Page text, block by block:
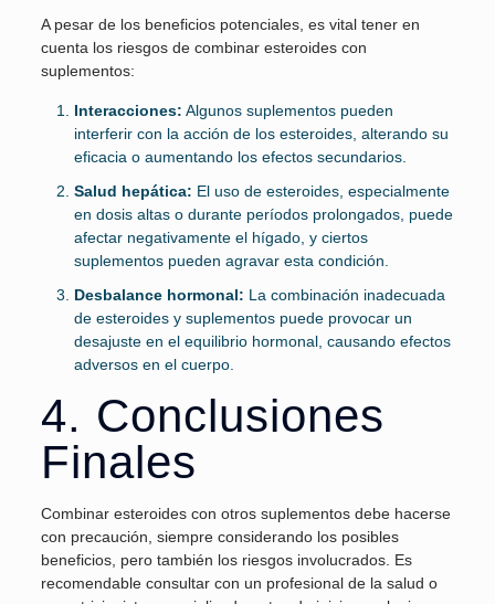
A pesar de los beneficios potenciales, es vital tener en
cuenta los riesgos de combinar esteroides con
suplementos:
Interacciones: Algunos suplementos pueden
interferir con la acción de los esteroides, alterando su
eficacia o aumentando los efectos secundarios.
Salud hepática: El uso de esteroides, especialmente
en dosis altas o durante períodos prolongados, puede
afectar negativamente el hígado, y ciertos
suplementos pueden agravar esta condición.
Desbalance hormonal: La combinación inadecuada
de esteroides y suplementos puede provocar un
desajuste en el equilibrio hormonal, causando efectos
adversos en el cuerpo.
4. Conclusiones
Finales
Combinar esteroides con otros suplementos debe hacerse
con precaución, siempre considerando los posibles
beneficios, pero también los riesgos involucrados. Es
recomendable consultar con un profesional de la salud o